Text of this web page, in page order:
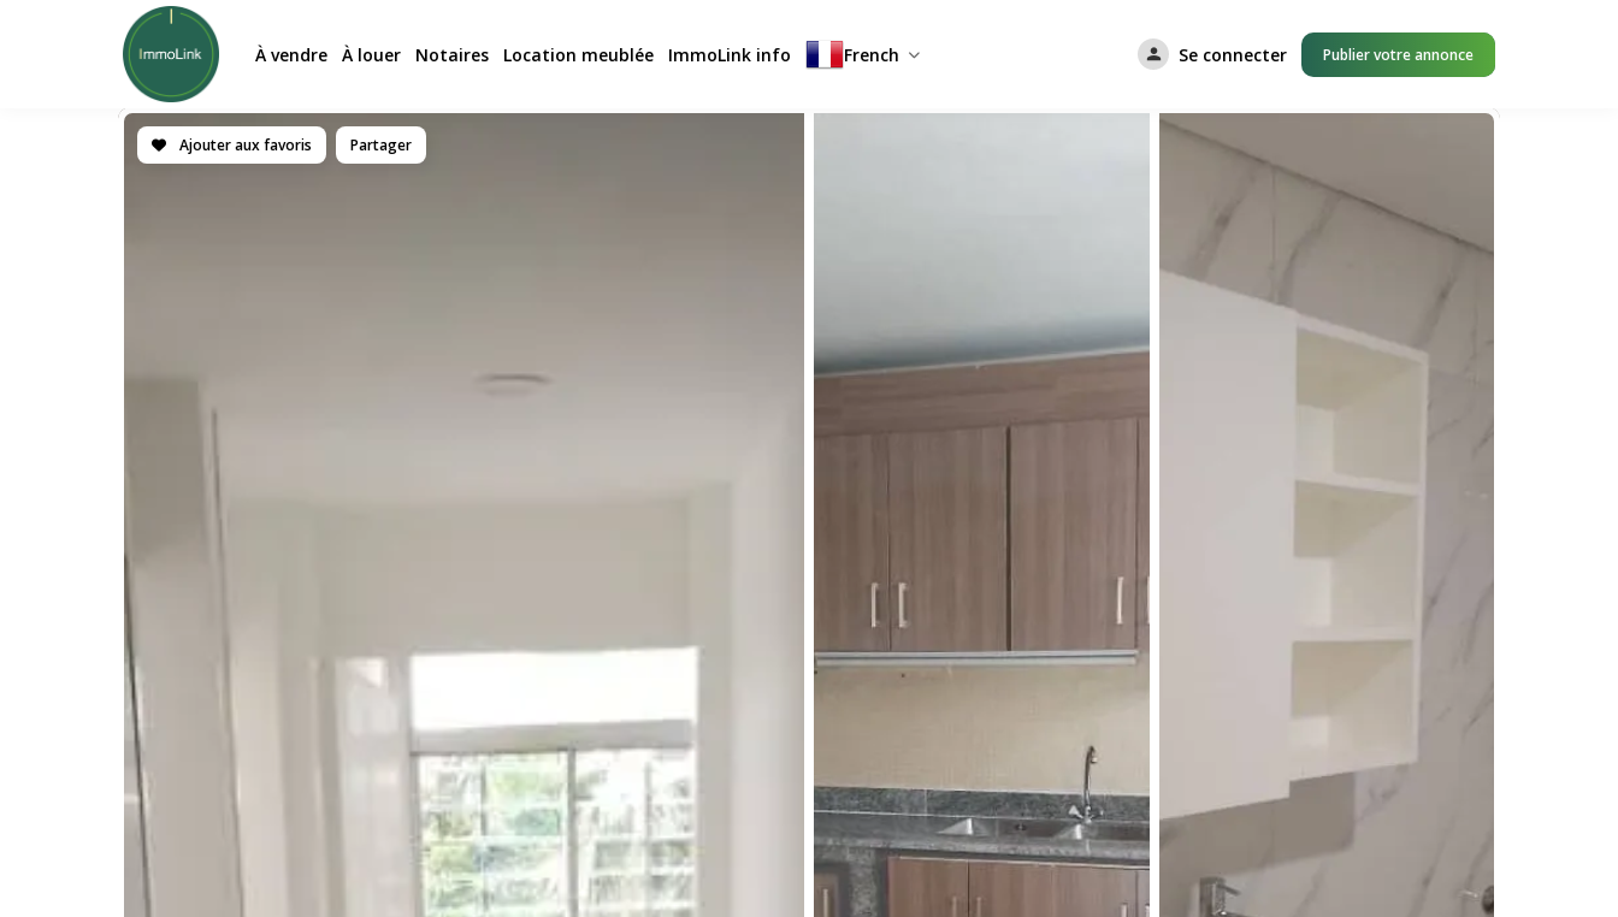
À vendre À louer Notaires Location meublée ImmoLink info French Se connecter Publier votre annonce
Ajouter aux favoris Partager